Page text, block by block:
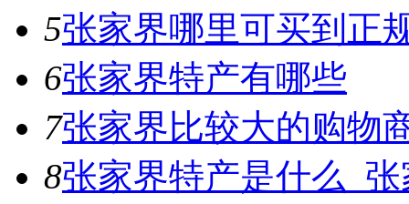
5张家界哪里可买到正
6张家界特产有哪些
7张家界比较大的购物
8张家界特产是什么_